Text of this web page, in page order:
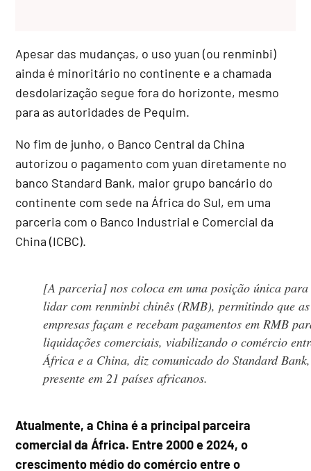
Apesar das mudanças, o uso yuan (ou renminbi)
ainda é minoritário no continente e a chamada
desdolarização segue fora do horizonte, mesmo
para as autoridades de Pequim.
No fim de junho, o Banco Central da China
autorizou o pagamento com yuan diretamente no
banco Standard Bank, maior grupo bancário do
continente com sede na África do Sul, em uma
parceria com o Banco Industrial e Comercial da
China (ICBC).
[A parceria] nos coloca em uma posição única para
lidar com renminbi chinês (RMB), permitindo que as
empresas façam e recebam pagamentos em RMB
liquidações comerciais, viabilizando o comércio
África e a China, diz comunicado do Standard Bank,
presente em 21 países africanos.
Atualmente, a China é a principal parceira
comercial da África. Entre 2000 e 2024, o
crescimento médio do comércio entre o